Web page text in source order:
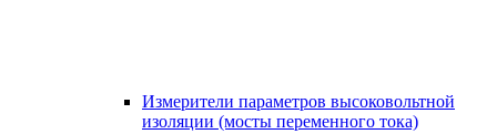
Измерители параметров высоковольтной
изоляции (мосты переменного тока)